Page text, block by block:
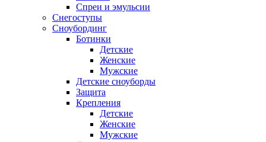
Спреи и эмульсии
Снегоступы
Сноубординг
Ботинки
Детские
Женские
Мужские
Детские сноуборды
Защита
Крепления
Детские
Женские
Мужские